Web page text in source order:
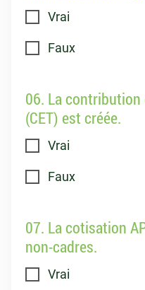
Vrai
Faux
06. La contribution
(CET) est créée.
Vrai
Faux
07. La cotisation
non-cadres.
Vrai